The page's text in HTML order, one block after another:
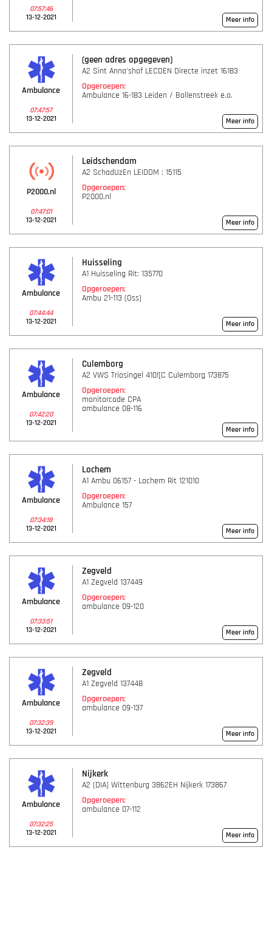
07:57:46
13-12-2021
Meer info
Ambulance
07:47:57
13-12-2021
(geen adres opgegeven)
A2 Sint Anna'shof LECDEN Directe inzet 16183
Opgeroepen:
Ambulance 16-183 Leiden / Bollenstreek e.o.
Meer info
P2000.nl
07:47:01
13-12-2021
Leidschendam
A2 SchadUzEn LEIDDM : 15115
Opgeroepen:
P2000.nl
Meer info
Ambulance
07:44:44
13-12-2021
Huisseling
A1 Huisseling Rit: 135770
Opgeroepen:
Ambu 21-113 (Oss)
Meer info
Ambulance
07:42:20
13-12-2021
Culemborg
A2 VWS Triosingel 410![C Culemborg 173875
Opgeroepen:
monitorcode CPA
ambulance 08-116
Meer info
Ambulance
07:34:18
13-12-2021
Lochem
A1 Ambu 06157 - Lochem Rit 121010
Opgeroepen:
Ambulance 157
Meer info
Ambulance
07:33:51
13-12-2021
Zegveld
A1 Zegveld 137449
Opgeroepen:
ambulance 09-120
Meer info
Ambulance
07:32:39
13-12-2021
Zegveld
A1 Zegveld 137448
Opgeroepen:
ambulance 09-137
Meer info
Ambulance
07:32:25
13-12-2021
Nijkerk
A2 (DIA) Wittenburg 3862EH Nijkerk 173867
Opgeroepen:
ambulance 07-112
Meer info